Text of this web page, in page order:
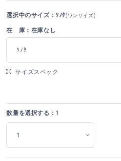
選択中のサイズ：ｿﾉﾀ(ワンサイズ)
在 庫：在庫なし
ｿﾉﾀ
サイズスペック
数量を選択する： 1